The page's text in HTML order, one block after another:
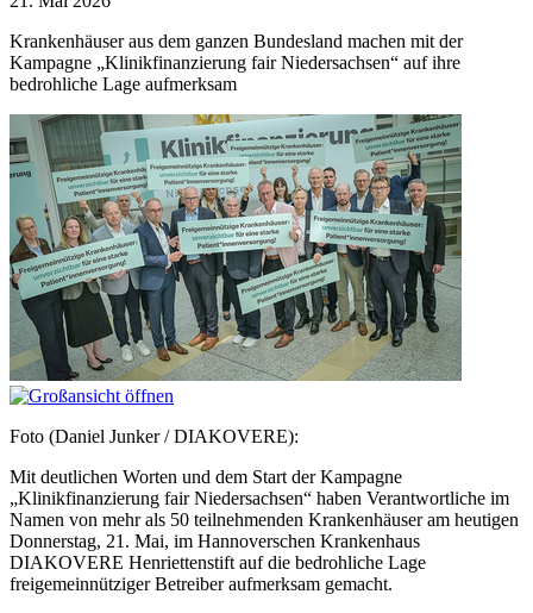
Krankenhäuser aus dem ganzen Bundesland machen mit der
Kampagne „Klinikfinanzierung fair Niedersachsen“ auf ihre
bedrohliche Lage aufmerksam
Foto (Daniel Junker / DIAKOVERE):
Mit deutlichen Worten und dem Start der Kampagne
„Klinikfinanzierung fair Niedersachsen“ haben Verantwortliche im
Namen von mehr als 50 teilnehmenden Krankenhäuser am heutigen
Donnerstag, 21. Mai, im Hannoverschen Krankenhaus
DIAKOVERE Henriettenstift auf die bedrohliche Lage
freigemeinnütziger Betreiber aufmerksam gemacht.